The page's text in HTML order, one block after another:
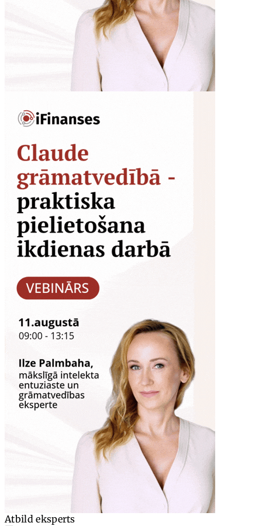
Atbild eksperts